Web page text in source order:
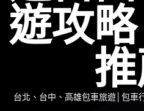
遊攻
台北、台中、高雄包車旅遊│包車